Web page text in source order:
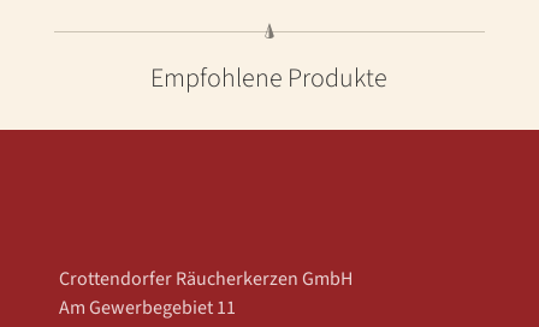
Empfohlene Produkte
Crottendorfer Räucherkerzen GmbH
Am Gewerbegebiet 11